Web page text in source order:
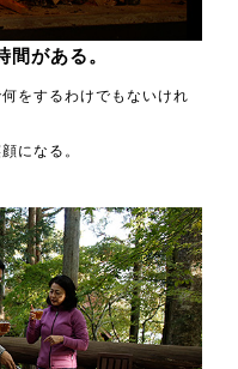
間がある。
をするわけでもないけれ
になる。